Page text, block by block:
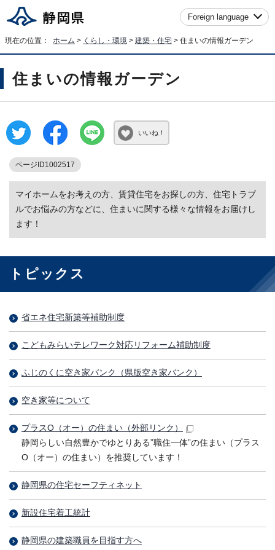
Foreign language
現在の位置： ホーム > くらし・環境 > 建築・住宅 > 住まいの情報ガーデン
住まいの情報ガーデン
いいね！
ページID1002517
マイホームをお考えの方、賃貸住宅をお探しの方、住宅トラブ
ルでお悩みの方などに、住まいに関する様々な情報をお届けし
ます！
トピックス
省エネ住宅新築等補助制度
こどもみらいテレワーク対応リフォーム補助制度
ふじのくに空き家バンク（県版空き家バンク）
空き家等について
プラスO（オー）の住まい （外部リンク）
静岡らしい自然豊かでゆとりある”職住一体”の住まい（プラス
O（オー）の住まい）を推奨しています！
静岡県の住宅セーフティネット
新設住宅着工統計
静岡県の建築職員を目指す方へ